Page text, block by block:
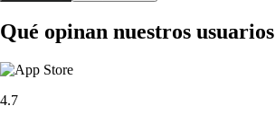
Qué opinan nuestros usuarios
4.7